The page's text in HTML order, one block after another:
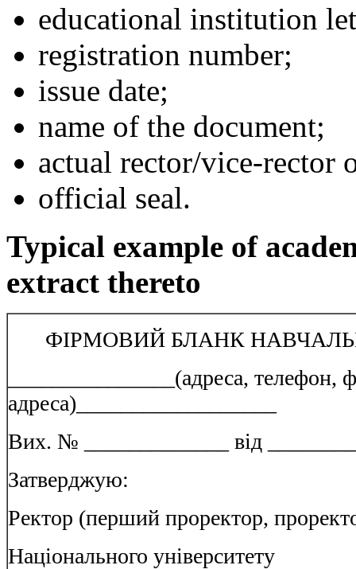
educational institution
registration number;
issue date;
name of the document;
actual rector/vice-rector
official seal.
Typical example of
extract thereto
ФІРМОВИЙ БЛАНК
_______________(адреса, телефон,
адреса)__________________
Вих. № _____________ від
Затверджую:
Ректор (перший проректор,
Національного університету